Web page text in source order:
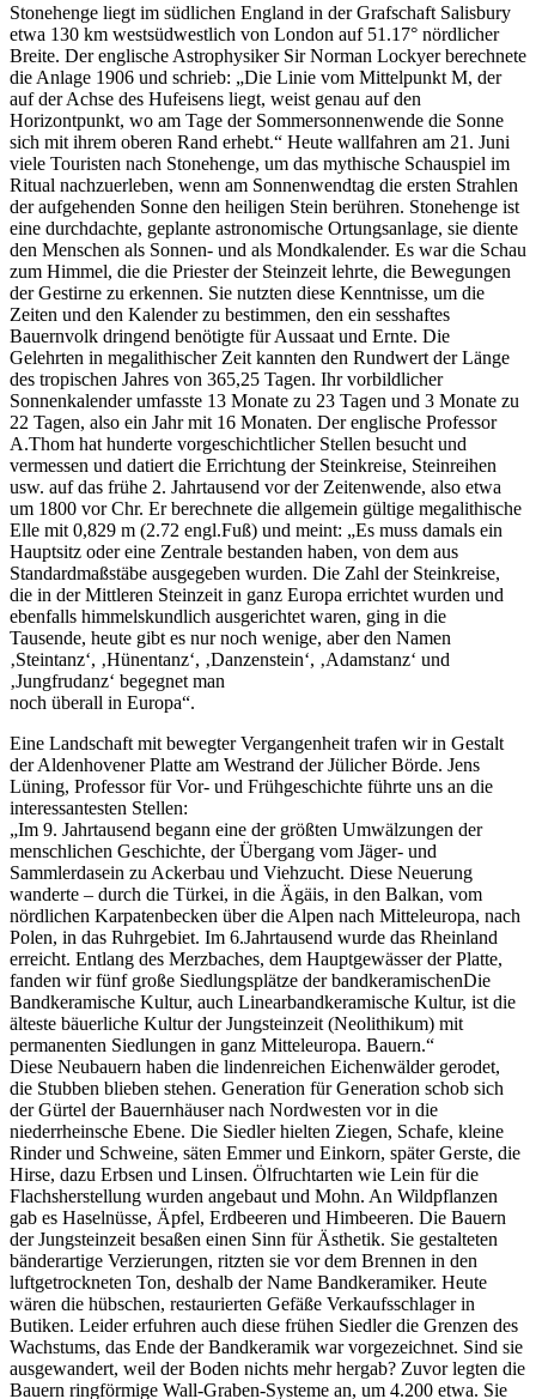
Stonehenge liegt im südlichen England in der Grafschaft Salisbury
etwa 130 km westsüdwestlich von London auf 51.17° nördlicher
Breite. Der englische Astrophysiker Sir Norman Lockyer berechnete
die Anlage 1906 und schrieb:
Die Linie vom Mittelpunkt M, der
auf der Achse des Hufeisens liegt, weist genau auf den
Horizontpunkt, wo am Tage der Sommersonnenwende die Sonne
sich mit ihrem oberen Rand erhebt.
Heute wallfahren am 21. Juni
viele Touristen nach Stonehenge, um das mythische Schauspiel im
Ritual nachzuerleben, wenn am Sonnenwendtag die ersten Strahlen
der aufgehenden Sonne den heiligen Stein berühren. Stonehenge ist
eine durchdachte, geplante astronomische Ortungsanlage, sie diente
den Menschen als Sonnen- und als Mondkalender. Es war die Schau
zum Himmel, die die Priester der Steinzeit lehrte, die Bewegungen
der Gestirne zu erkennen. Sie nutzten diese Kenntnisse, um die
Zeiten und den Kalender zu bestimmen, den ein sesshaftes
Bauernvolk dringend benötigte für Aussaat und Ernte. Die
Gelehrten in megalithischer Zeit kannten den Rundwert der Länge
des tropischen Jahres von 365,25 Tagen. Ihr vorbildlicher
Sonnenkalender umfasste 13 Monate zu 23 Tagen und 3 Monate zu
22 Tagen, also ein Jahr mit 16 Monaten. Der englische Professor
A.Thom hat hunderte vorgeschichtlicher Stellen besucht und
vermessen und datiert die Errichtung der Steinkreise, Steinreihen
usw. auf das frühe 2. Jahrtausend vor der Zeitenwende, also etwa
um 1800 vor Chr. Er berechnete die allgemein gültige megalithische
Elle mit 0,829 m (2.72 engl.Fuß) und meint:
Es muss damals ein
Hauptsitz oder eine Zentrale bestanden haben, von dem aus
Standardmaßstäbe ausgegeben wurden. Die Zahl der Steinkreise,
die in der Mittleren Steinzeit in ganz Europa errichtet wurden und
ebenfalls himmelskundlich ausgerichtet waren, ging in die
Tausende, heute gibt es nur noch wenige, aber den Namen
Steintanz , Hünentanz , Danzenstein , Adamstanz und
Jungfrudanz begegnet man
noch überall in Europa .
Eine Landschaft mit bewegter Vergangenheit trafen wir in Gestalt
der Aldenhovener Platte am Westrand der Jülicher Börde. Jens
Lüning, Professor für Vor- und Frühgeschichte führte uns an die
interessantesten Stellen:
Im 9. Jahrtausend begann eine der größten Umwälzungen der
menschlichen Geschichte, der Übergang vom Jäger- und
Sammlerdasein zu Ackerbau und Viehzucht. Diese Neuerung
wanderte – durch die Türkei, in die Ägäis, in den Balkan, vom
nördlichen Karpatenbecken über die Alpen nach Mitteleuropa, nach
Polen, in das Ruhrgebiet. Im 6.Jahrtausend wurde das Rheinland
erreicht. Entlang des Merzbaches, dem Hauptgewässer der Platte,
fanden wir fünf große Siedlungsplätze derbandkeramischenDie
Bandkeramische Kultur, auch Linearbandkeramische Kultur, ist die
älteste bäuerliche Kultur der Jungsteinzeit (Neolithikum) mit
permanenten Siedlungen in ganz Mitteleuropa. Bauern.
Diese Neubauern haben die lindenreichen Eichenwälder gerodet,
die Stubben blieben stehen. Generation für Generation schob sich
der Gürtel der Bauernhäuser nach Nordwesten vor in die
niederrheinsche Ebene. Die Siedler hielten Ziegen, Schafe, kleine
Rinder und Schweine, säten Emmer und Einkorn, später Gerste, die
Hirse, dazu Erbsen und Linsen. Ölfruchtarten wie Lein für die
Flachsherstellung wurden angebaut und Mohn. An Wildpflanzen
gab es Haselnüsse, Äpfel, Erdbeeren und Himbeeren. Die Bauern
der Jungsteinzeit besaßen einen Sinn für Ästhetik. Sie gestalteten
bänderartige Verzierungen, ritzten sie vor dem Brennen in den
luftgetrockneten Ton, deshalb der Name Bandkeramiker. Heute
wären die hübschen, restaurierten Gefäße Verkaufsschlager in
Butiken. Leider erfuhren auch diese frühen Siedler die Grenzen des
Wachstums, das Ende der Bandkeramik war vorgezeichnet. Sind sie
ausgewandert, weil der Boden nichts mehr hergab? Zuvor legten die
Bauern ringförmige Wall-Graben-Systeme an, um 4.200 etwa. Sie